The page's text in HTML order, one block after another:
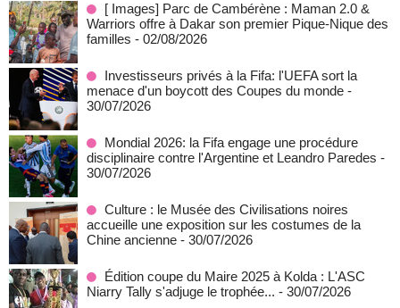
[ Images] Parc de Cambérène : Maman 2.0 &
Warriors offre à Dakar son premier Pique-Nique des
familles - 02/08/2026
Investisseurs privés à la Fifa: l'UEFA sort la
menace d'un boycott des Coupes du monde -
30/07/2026
Mondial 2026: la Fifa engage une procédure
disciplinaire contre l'Argentine et Leandro Paredes -
30/07/2026
Culture : le Musée des Civilisations noires
accueille une exposition sur les costumes de la
Chine ancienne - 30/07/2026
Édition coupe du Maire 2025 à Kolda : L'ASC
Niarry Tally s'adjuge le trophée... - 30/07/2026